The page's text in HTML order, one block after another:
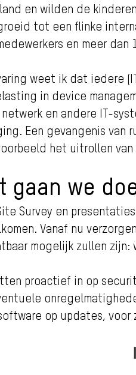
en wilden de
tot een flinke
en meer
weet ik dat iedere
in device
en andere IT-
Een gevangenis van
het uitrollen
gaan we
Survey en
Vanaf nu
mogelijk zullen zijn:
proactief in op
op updates, voor